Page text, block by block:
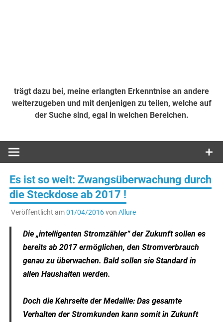
trägt dazu bei, meine erlangten Erkenntnise an andere
weiterzugeben und mit denjenigen zu teilen, welche auf
der Suche sind, egal in welchen Bereichen.
Es ist so weit: Zwangsüberwachung durch
die Steckdose ab 2017 !
Veröffentlicht am01/04/2016von Allure
Die „intelligenten Stromzähler“ der Zukunft sollen es
bereits ab 2017 ermöglichen, den Stromverbrauch
genau zu überwachen. Bald sollen sie Standard in
allen Haushalten werden.
Doch die Kehrseite der Medaille: Das gesamte
Verhalten der Stromkunden kann somit in Zukunft